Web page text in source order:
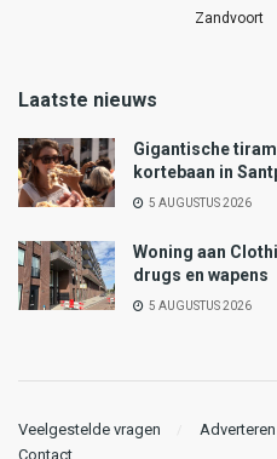
Zandvoort
Laatste nieuws
Gigantische
kortebaan in
5 AUGUSTUS 2026
Woning aan
drugs en wapens
5 AUGUSTUS 2026
Veelgestelde vragen Adverteren
Contact